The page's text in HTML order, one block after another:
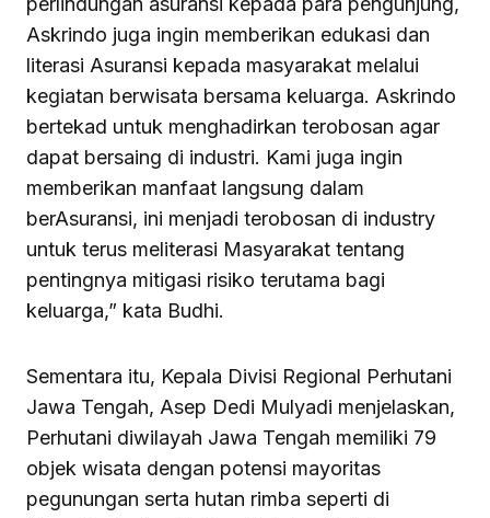
Askrindo juga ingin memberikan edukasi dan
literasi Asuransi kepada masyarakat melalui
kegiatan berwisata bersama keluarga. Askrindo
bertekad untuk menghadirkan terobosan agar
dapat bersaing di industri. Kami juga ingin
memberikan manfaat langsung dalam
berAsuransi, ini menjadi terobosan di industry
untuk terus meliterasi Masyarakat tentang
pentingnya mitigasi risiko terutama bagi
keluarga,” kata Budhi.
Sementara itu, Kepala Divisi Regional Perhutani
Jawa Tengah, Asep Dedi Mulyadi menjelaskan,
Perhutani diwilayah Jawa Tengah memiliki 79
objek wisata dengan potensi mayoritas
pegunungan serta hutan rimba seperti di